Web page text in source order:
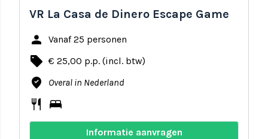
VR La Casa de Dinero Escape Game
person Vanaf 25 personen
local_offer € 25,00 p.p. (incl. btw)
where_to_vote Overal in Nederland
restaurant bed
Informatie aanvragen